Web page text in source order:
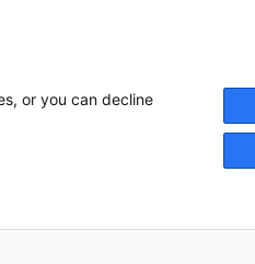
or you can decline